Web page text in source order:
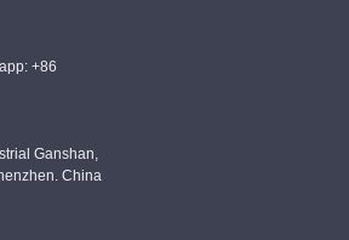
+86
Ganshan,
China